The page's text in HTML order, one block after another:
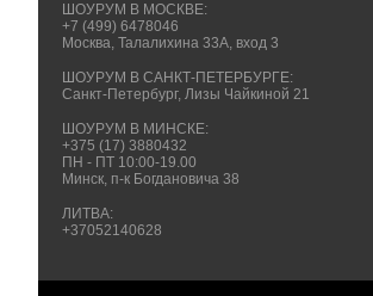
ШОУРУМ В МОСКВЕ:
+7 (499) 6478046
Москва, Талалихина 33А, вход 3
ШОУРУМ В САНКТ-ПЕТЕРБУРГЕ:
Санкт-Петербург, Лизы Чайкиной 21
ШОУРУМ В МИНСКЕ:
+375 (17) 3880432
ПН - ПТ 10:00-19.00
Минск, п-к Богдановича 38
ЛИТВА:
+37052140628